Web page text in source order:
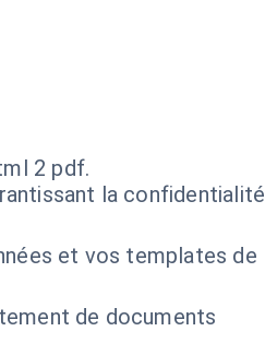
2 pdf.
la confidentialité
et vos templates de
de documents